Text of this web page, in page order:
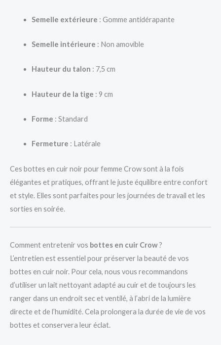
Semelle extérieure : Gomme antidérapante
Semelle intérieure : Non amovible
Hauteur du talon : 7,5 cm
Hauteur de la tige : 9 cm
Forme : Standard
Fermeture : Latérale
Ces bottes en cuir noir pour femme Crow sont à la fois
élégantes et pratiques, offrant le juste équilibre entre confort
et style. Elles sont parfaites pour les journées de travail et les
sorties en soirée.
Comment entretenir vos bottes en cuir Crow?
L’entretien est essentiel pour préserver la beauté de vos
bottes en cuir noir. Pour cela, nous vous recommandons
d’utiliser un lait nettoyant adapté au cuir et de toujours les
ranger dans un endroit sec et ventilé, à l’abri de la lumière
directe et de l’humidité. Cela prolongera la durée de vie de vos
bottes et conservera leur éclat.